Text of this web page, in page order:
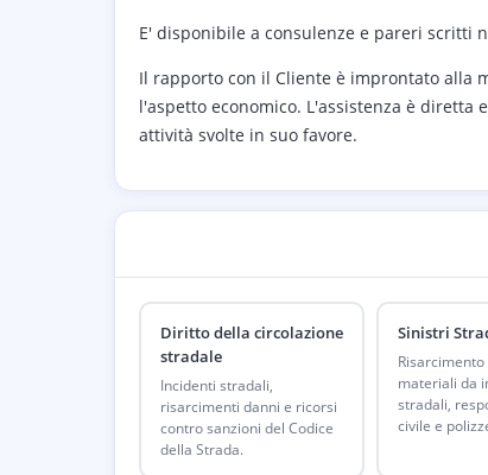
E' disponibile a consulenze e pareri scritti
Il rapporto con il Cliente è improntato alla
l'aspetto economico. L'assistenza è
attività svolte in suo favore.
Diritto della circolazione
stradale
Incidenti stradali,
risarcimenti danni e ricorsi
contro sanzioni del Codice
della Strada.
Sinistri
materiali da
stradali,
civile e